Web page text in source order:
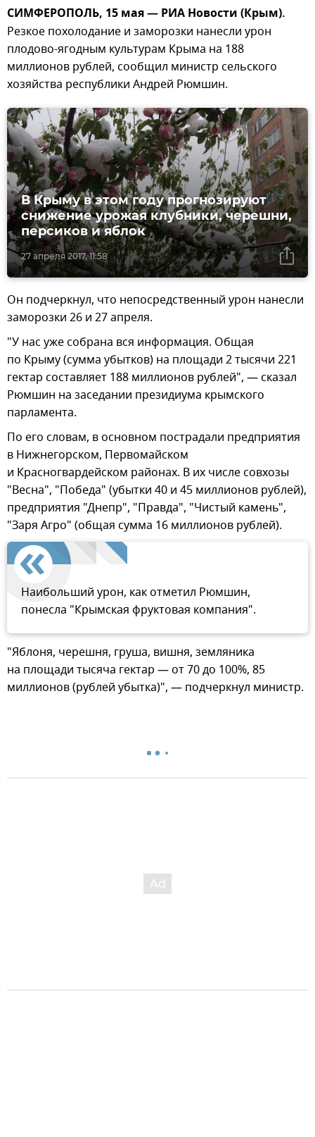
СИМФЕРОПОЛЬ, 15 мая — РИА Новости (Крым).
Резкое похолодание и заморозки нанесли урон
плодово-ягодным культурам Крыма на 188
миллионов рублей, сообщил министр сельского
хозяйства республики Андрей Рюмшин.
27 апреля 2017, 11:58
В Крыму в этом году прогнозируют
снижение урожая клубники, черешни,
персиков и яблок
Он подчеркнул, что непосредственный урон нанесли
заморозки 26 и 27 апреля.
"У нас уже собрана вся информация. Общая
по Крыму (сумма убытков) на площади 2 тысячи 221
гектар составляет 188 миллионов рублей", — сказал
Рюмшин на заседании президиума крымского
парламента.
По его словам, в основном пострадали предприятия
в Нижнегорском, Первомайском
и Красногвардейском районах. В их числе совхозы
"Весна", "Победа" (убытки 40 и 45 миллионов рублей),
предприятия "Днепр", "Правда", "Чистый камень",
"Заря Агро" (общая сумма 16 миллионов рублей).
Наибольший урон, как отметил Рюмшин,
понесла "Крымская фруктовая компания".
"Яблоня, черешня, груша, вишня, земляника
на площади тысяча гектар — от 70 до 100%, 85
миллионов (рублей убытка)", — подчеркнул министр.